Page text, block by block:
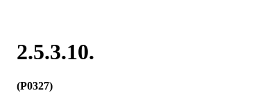
2.5.3.10.
(P0327)